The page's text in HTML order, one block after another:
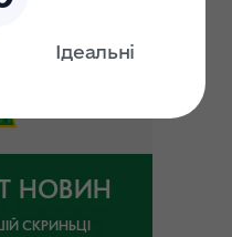
НОВИН
СКРИНЬЦІ